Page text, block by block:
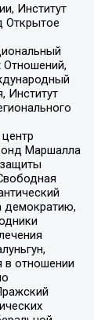
Институт
Открытое
Институт
Маршалла
демократию,
в отношении